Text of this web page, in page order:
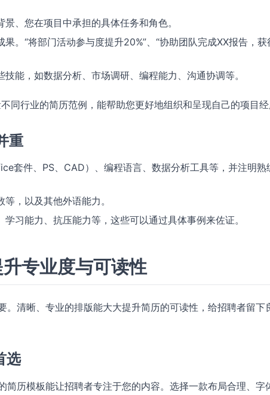
景、您在项目中承担的具体任务和角色。
。“将部门活动参与度提升20%”、“协助团队完成XX报告，获
能，如数据分析、市场调研、编程能力、沟通协调等。
同行业的简历范例，能帮助您更好地组织和呈现自己的项目经
重
套件、PS、CAD）、编程语言、数据分析工具等，并注明熟
，以及其他外语能力。
习能力、抗压能力等，这些可以通过具体事例来佐证。
专业度与可读性
。清晰、专业的排版能大大提升简历的可读性，给招聘者留下
选
简历模板能让招聘者专注于您的内容。选择一款布局合理、字